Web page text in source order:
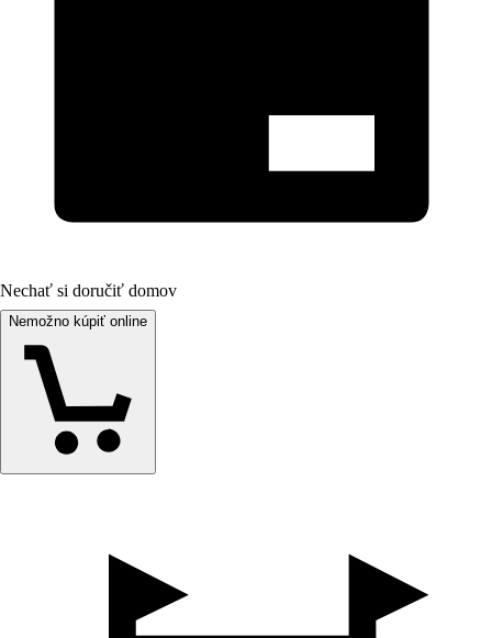
Nechať si doručiť domov
Nemožno kúpiť online